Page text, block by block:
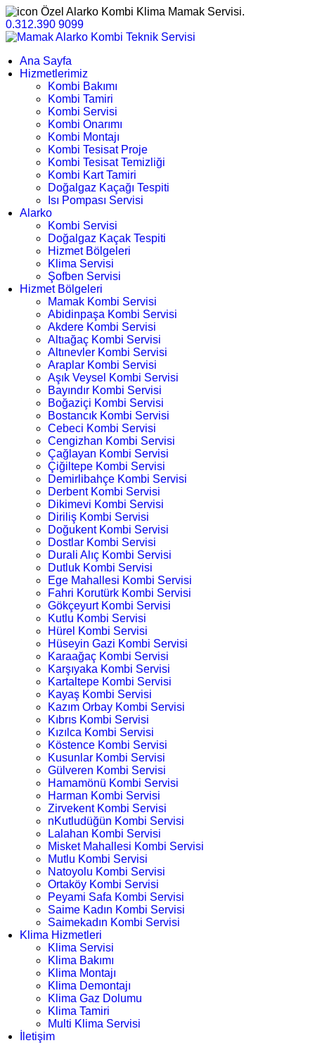
Özel Alarko Kombi Klima Mamak Servisi.
0.312.390 9099
Ana Sayfa
Hizmetlerimiz
Kombi Bakımı
Kombi Tamiri
Kombi Servisi
Kombi Onarımı
Kombi Montajı
Kombi Tesisat Proje
Kombi Tesisat Temizliği
Kombi Kart Tamiri
Doğalgaz Kaçağı Tespiti
Isı Pompası Servisi
Alarko
Kombi Servisi
Doğalgaz Kaçak Tespiti
Hizmet Bölgeleri
Klima Servisi
Şofben Servisi
Hizmet Bölgeleri
Mamak Kombi Servisi
Abidinpaşa Kombi Servisi
Akdere Kombi Servisi
Altıağaç Kombi Servisi
Altınevler Kombi Servisi
Araplar Kombi Servisi
Aşık Veysel Kombi Servisi
Bayındır Kombi Servisi
Boğaziçi Kombi Servisi
Bostancık Kombi Servisi
Cebeci Kombi Servisi
Cengizhan Kombi Servisi
Çağlayan Kombi Servisi
Çiğiltepe Kombi Servisi
Demirlibahçe Kombi Servisi
Derbent Kombi Servisi
Dikimevi Kombi Servisi
Diriliş Kombi Servisi
Doğukent Kombi Servisi
Dostlar Kombi Servisi
Durali Alıç Kombi Servisi
Dutluk Kombi Servisi
Ege Mahallesi Kombi Servisi
Fahri Korutürk Kombi Servisi
Gökçeyurt Kombi Servisi
Kutlu Kombi Servisi
Hürel Kombi Servisi
Hüseyin Gazi Kombi Servisi
Karaağaç Kombi Servisi
Karşıyaka Kombi Servisi
Kartaltepe Kombi Servisi
Kayaş Kombi Servisi
Kazım Orbay Kombi Servisi
Kıbrıs Kombi Servisi
Kızılca Kombi Servisi
Köstence Kombi Servisi
Kusunlar Kombi Servisi
Gülveren Kombi Servisi
Hamamönü Kombi Servisi
Harman Kombi Servisi
Zirvekent Kombi Servisi
nKutludüğün Kombi Servisi
Lalahan Kombi Servisi
Misket Mahallesi Kombi Servisi
Mutlu Kombi Servisi
Natoyolu Kombi Servisi
Ortaköy Kombi Servisi
Peyami Safa Kombi Servisi
Saime Kadın Kombi Servisi
Saimekadın Kombi Servisi
Klima Hizmetleri
Klima Servisi
Klima Bakımı
Klima Montajı
Klima Demontajı
Klima Gaz Dolumu
Klima Tamiri
Multi Klima Servisi
İletişim